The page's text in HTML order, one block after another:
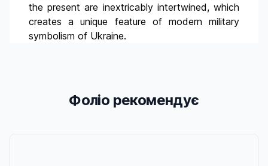
the present are inextricably intertwined, which
creates a unique feature of modern military
symbolism of Ukraine.
Фоліо рекомендує